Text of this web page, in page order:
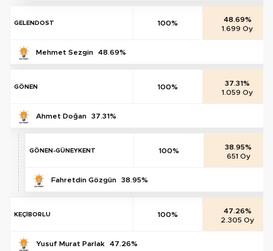
GELENDOST 100%
48.69%
1.699 Oy
Mehmet Sezgin 48.69%
GÖNEN 100%
37.31%
1.059 Oy
Ahmet Doğan 37.31%
GÖNEN-GÜNEYKENT 100%
38.95%
651 Oy
Fahretdin Gözgün 38.95%
KEÇİBORLU 100%
47.26%
2.305 Oy
Yusuf Murat Parlak 47.26%